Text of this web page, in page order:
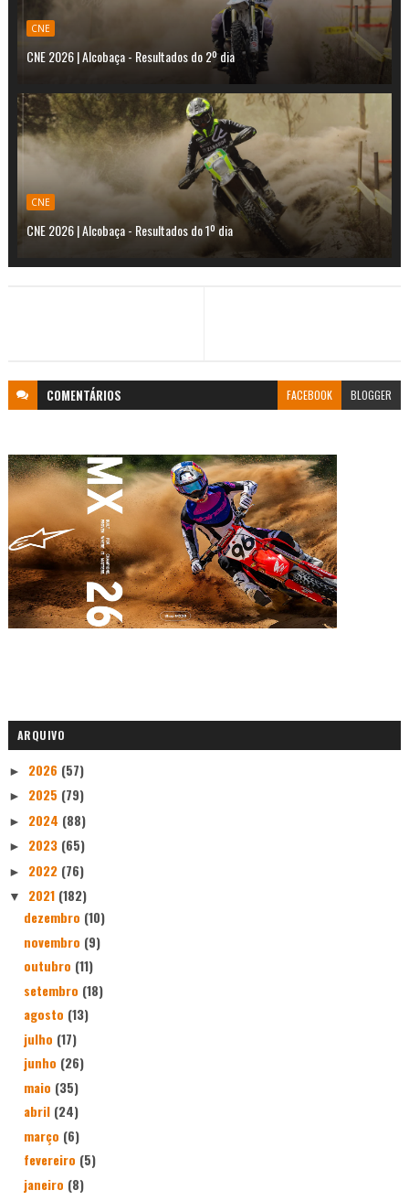
CNE
CNE 2026 | Alcobaça - Resultados do 2º dia
CNE
CNE 2026 | Alcobaça - Resultados do 1º dia
COMENTÁRIOS FACEBOOK BLOGGER
ARQUIVO
► 2026 (57)
► 2025 (79)
► 2024 (88)
► 2023 (65)
► 2022 (76)
▼ 2021 (182)
dezembro (10)
novembro (9)
outubro (11)
setembro (18)
agosto (13)
julho (17)
junho (26)
maio (35)
abril (24)
março (6)
fevereiro (5)
janeiro (8)